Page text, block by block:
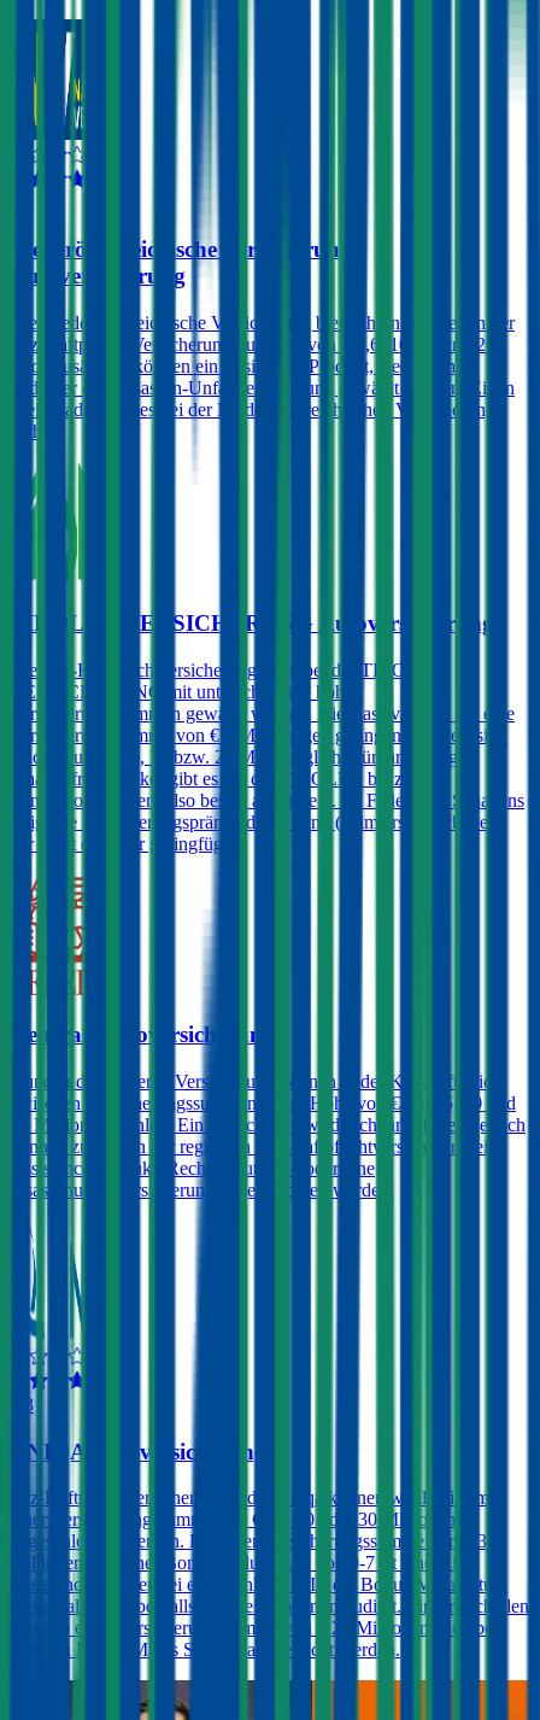
Niederösterreichische Versicherung
Autoversicherung
Die Niederösterreichische Versicherung bietet ihren Kunden in der
Kfz-Haftpflicht Versicherungssummen von € 7,6, 10, 15 und 20
Mio. Zusätzlich können ein Assistance-Produkt, Rechtsschutz
und/oder eine Insassen-Unfallversicherung gewählt werden. Einen
Freischaden gibt es bei der Niederösterreichischen Versicherung
nicht.
TIROLER VERSICHERUNG Autoversicherung
Die Kfz-Haftpflichtversicherung kann bei der TIROLER
VERSICHERUNG mit unterschiedlich hohen
Versicherungssummen gewählt werden. Die Basisvariante hat eine
Versicherungssumme von € 8 Mio., gegen geringen Aufpreis sind
jedoch auch € 10, 15 bzw. 20 Mio. möglich. Für langjährig
schadenfreie Lenker gibt es bei der TIROLER bis zu 3
Sonderbonusstufen, also besser als Stufe 0. Im Falle eines Schadens
steigt die Versicherungsprämie damit dann (beim ersten Schaden)
gar nicht oder nur geringfügig.
Generali Autoversicherung
Kunden der Generali Versicherung können in der Kfz-Haftpflicht
zwischen Versicherungssummen in der Höhe von € 10, 15, 20 und
25 Millionen wählen. Ein Freischaden wird nicht angeboten, jedoch
können zusätzlich zur regulären Kfz-Haftpflichtversicherung ein
Assistance-Produkt, Rechtsschutz und/oder eine
Insassenunfallversicherung abgeschlossen werden.
4,3
UNIQA Autoversicherung
Kfz-Haftpflichtversicherungen der Uniqa können wahlweise mit
einer Versicherungssumme von € 10, 20 oder 30 Millionen
abgeschlossen werden. Bei einer Versicherungssumme von € 30
Millionen und einer Bonus-Malus Stufe von 0-7 ist eine Kfz-
Assistance prämienfrei eingeschlossen. Ist die Bonus-Malus Stufe
kleiner als 4 ist ebenfalls ein Freischaden inkludiert. Ein Freischaden
kann ab einer Versicherungssumme von € 20 Millionen auch bei
höheren Bonus-Malus Stufen dazugebucht werden.